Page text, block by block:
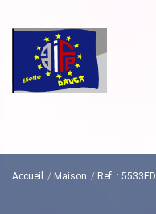
Accueil Maison Ref. : 5533ED